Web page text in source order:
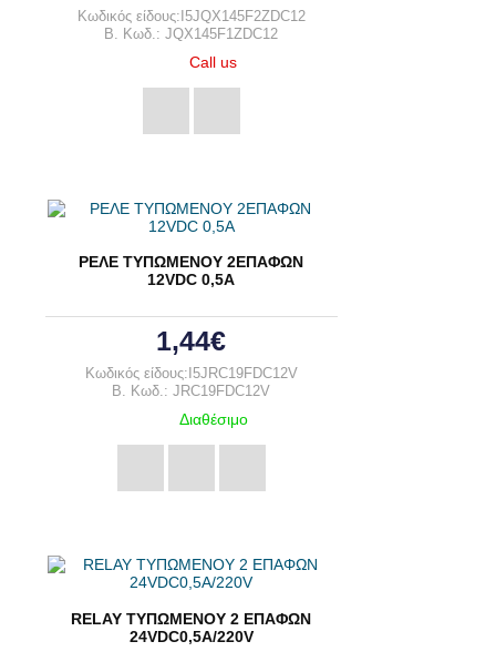
Κωδικός είδους:I5JQX145F2ZDC12
B. Κωδ.: JQX145F1ZDC12
Call us
ΡΕΛΕ ΤΥΠΩΜΕΝΟΥ 2ΕΠΑΦΩΝ
12VDC 0,5A
1,44€
Κωδικός είδους:I5JRC19FDC12V
B. Κωδ.: JRC19FDC12V
Διαθέσιμο
RELAY ΤΥΠΩΜΕΝΟΥ 2 ΕΠΑΦΩΝ
24VDC0,5A/220V